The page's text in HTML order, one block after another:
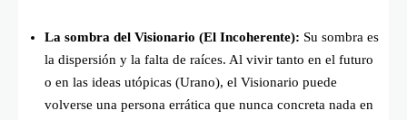
La sombra del Visionario (El Incoherente): Su sombra es
la dispersión y la falta de raíces. Al vivir tanto en el futuro
o en las ideas utópicas (Urano), el Visionario puede
volverse una persona errática que nunca concreta nada en